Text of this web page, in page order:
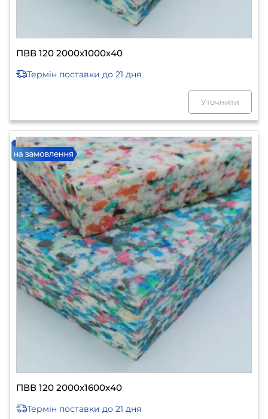
ПВВ 120 2000х1000х40
Термін поставки до 21 дня
Уточнити
ПВВ 120 2000х1600х40
Термін поставки до 21 дня